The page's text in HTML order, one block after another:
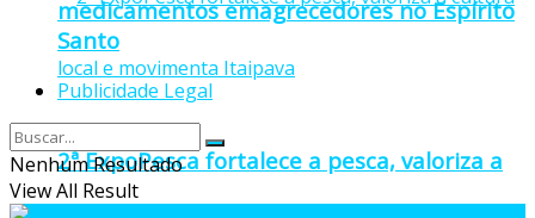
2ª ExpoPesca fortalece a pesca, valoriza a
medicamentos emagrecedores no Espírito
Santo
Publicidade Legal
Nenhum Resultado
View All Result